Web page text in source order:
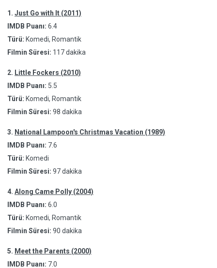
1. Just Go with It (2011)
IMDB Puanı: 6.4
Türü: Komedi, Romantik
Filmin Süresi: 117 dakika
2. Little Fockers (2010)
IMDB Puanı: 5.5
Türü: Komedi, Romantik
Filmin Süresi: 98 dakika
3. National Lampoon's Christmas Vacation (1989)
IMDB Puanı: 7.6
Türü: Komedi
Filmin Süresi: 97 dakika
4. Along Came Polly (2004)
IMDB Puanı: 6.0
Türü: Komedi, Romantik
Filmin Süresi: 90 dakika
5. Meet the Parents (2000)
IMDB Puanı: 7.0